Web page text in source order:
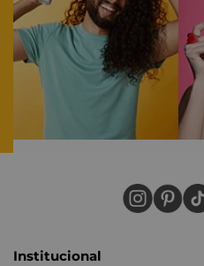
Institucional